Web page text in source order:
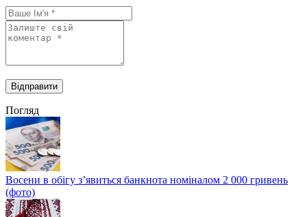
Погляд
Восени в обігу з’явиться банкнота номіналом 2 000 гривень
(фото)